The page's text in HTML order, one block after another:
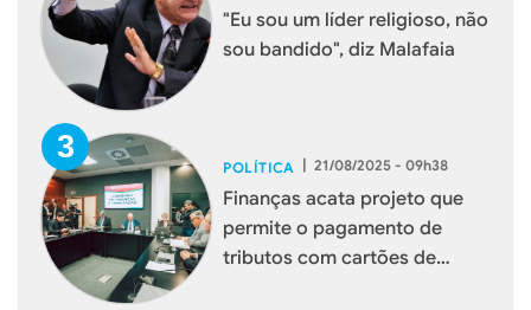
"Eu sou um líder religioso, não
sou bandido", diz Malafaia
POLÍTICA | 21/08/2025 - 09h38
Finanças acata projeto que
permite o pagamento de
tributos com cartões de